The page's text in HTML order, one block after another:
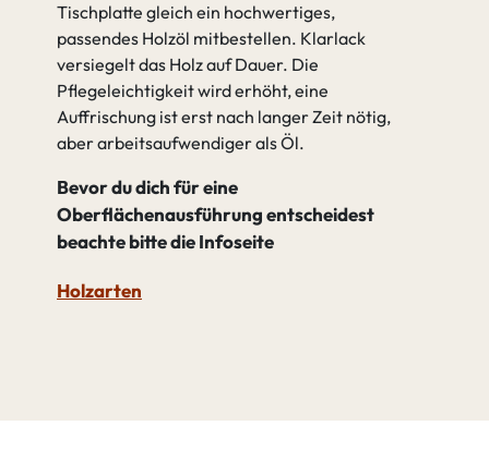
Tischplatte gleich ein hochwertiges,
passendes Holzöl mitbestellen. Klarlack
versiegelt das Holz auf Dauer. Die
Pflegeleichtigkeit wird erhöht, eine
Auffrischung ist erst nach langer Zeit nötig,
aber arbeitsaufwendiger als Öl.
Bevor du dich für eine
Oberflächenausführung entscheidest
beachte bitte die Infoseite
Holzarten